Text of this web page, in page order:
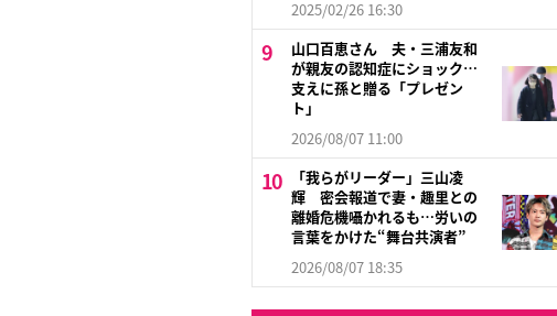
2025/02/26 16:30
山口百恵さん 夫・三浦友和
が親友の認知症にショック…
支えに孫と贈る「プレゼン
ト」
2026/08/07 11:00
「我らがリーダー」三山凌
輝 密会報道で妻・趣里との
離婚危機囁かれるも…労いの
言葉をかけた“舞台共演者”
2026/08/07 18:35